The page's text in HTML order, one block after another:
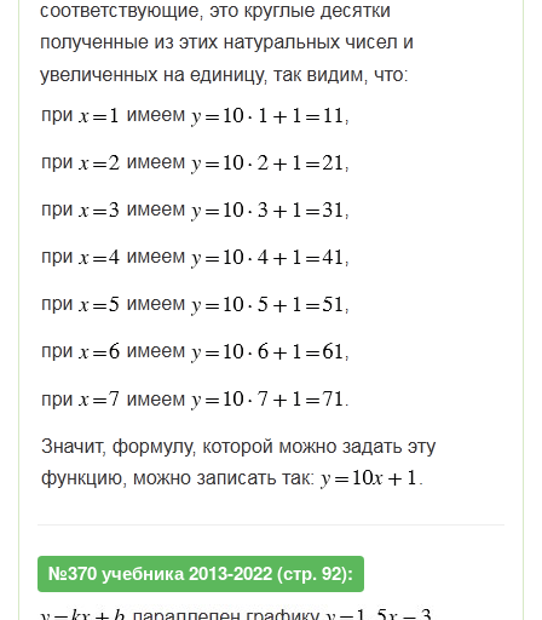
№370 учебника 2013-2022 (стр. 92):